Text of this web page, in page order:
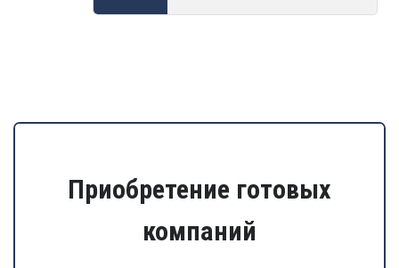
Приобретение готовых
компаний